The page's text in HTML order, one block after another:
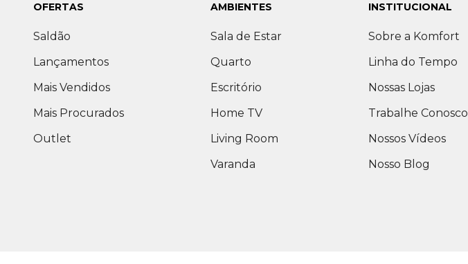
OFERTAS
Saldão
Lançamentos
Mais Vendidos
Mais Procurados
Outlet
AMBIENTES
Sala de Estar
Quarto
Escritório
Home TV
Living Room
Varanda
INSTITUCIONAL
Sobre a Komfort
Linha do Tempo
Nossas Lojas
Trabalhe Conosco
Nossos Vídeos
Nosso Blog